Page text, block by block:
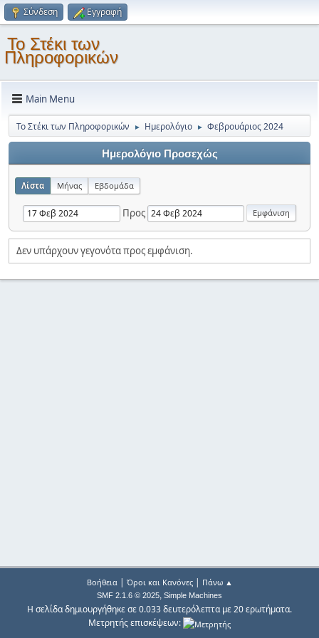
Σύνδεση Εγγραφή
Το Στέκι των
Πληροφορικών
Main Menu
Το Στέκι των Πληροφορικών ► Ημερολόγιο ► Φεβρουάριος 2024
Ημερολόγιο Προσεχώς
Λίστα Μήνας Εβδομάδα
Προς
Δεν υπάρχουν γεγονότα προς εμφάνιση.
Βοήθεια| Όροι και Κανόνες| Πάνω ▲
SMF 2.1.6 © 2025, Simple Machines
Η σελίδα δημιουργήθηκε σε 0.033 δευτερόλεπτα με 20 ερωτήματα.
Μετρητής επισκέψεων: